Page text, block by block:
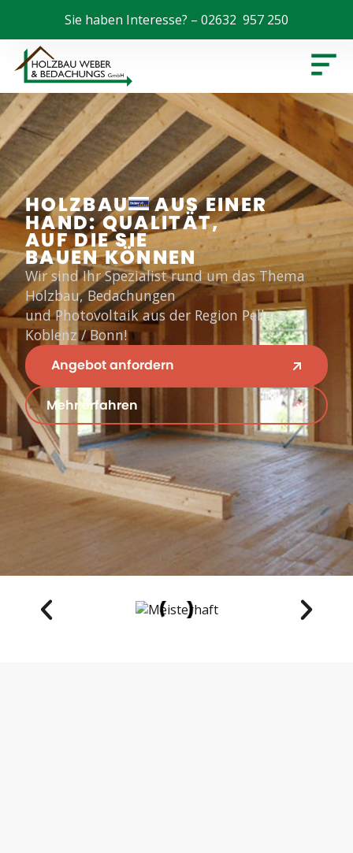
Sie haben Interesse? – 02632 957 250
HOLZBAU AUS EINER
HAND: QUALITÄT,
AUF DIE SIE
BAUEN KÖNNEN
Wir sind Ihr Spezialistrund um das Thema
Holzbau,Bedachungen
und Photovoltaik aus der Region Pellenz,
Koblenz / Bonn!
Mehr erfahren
Angebot anfordern